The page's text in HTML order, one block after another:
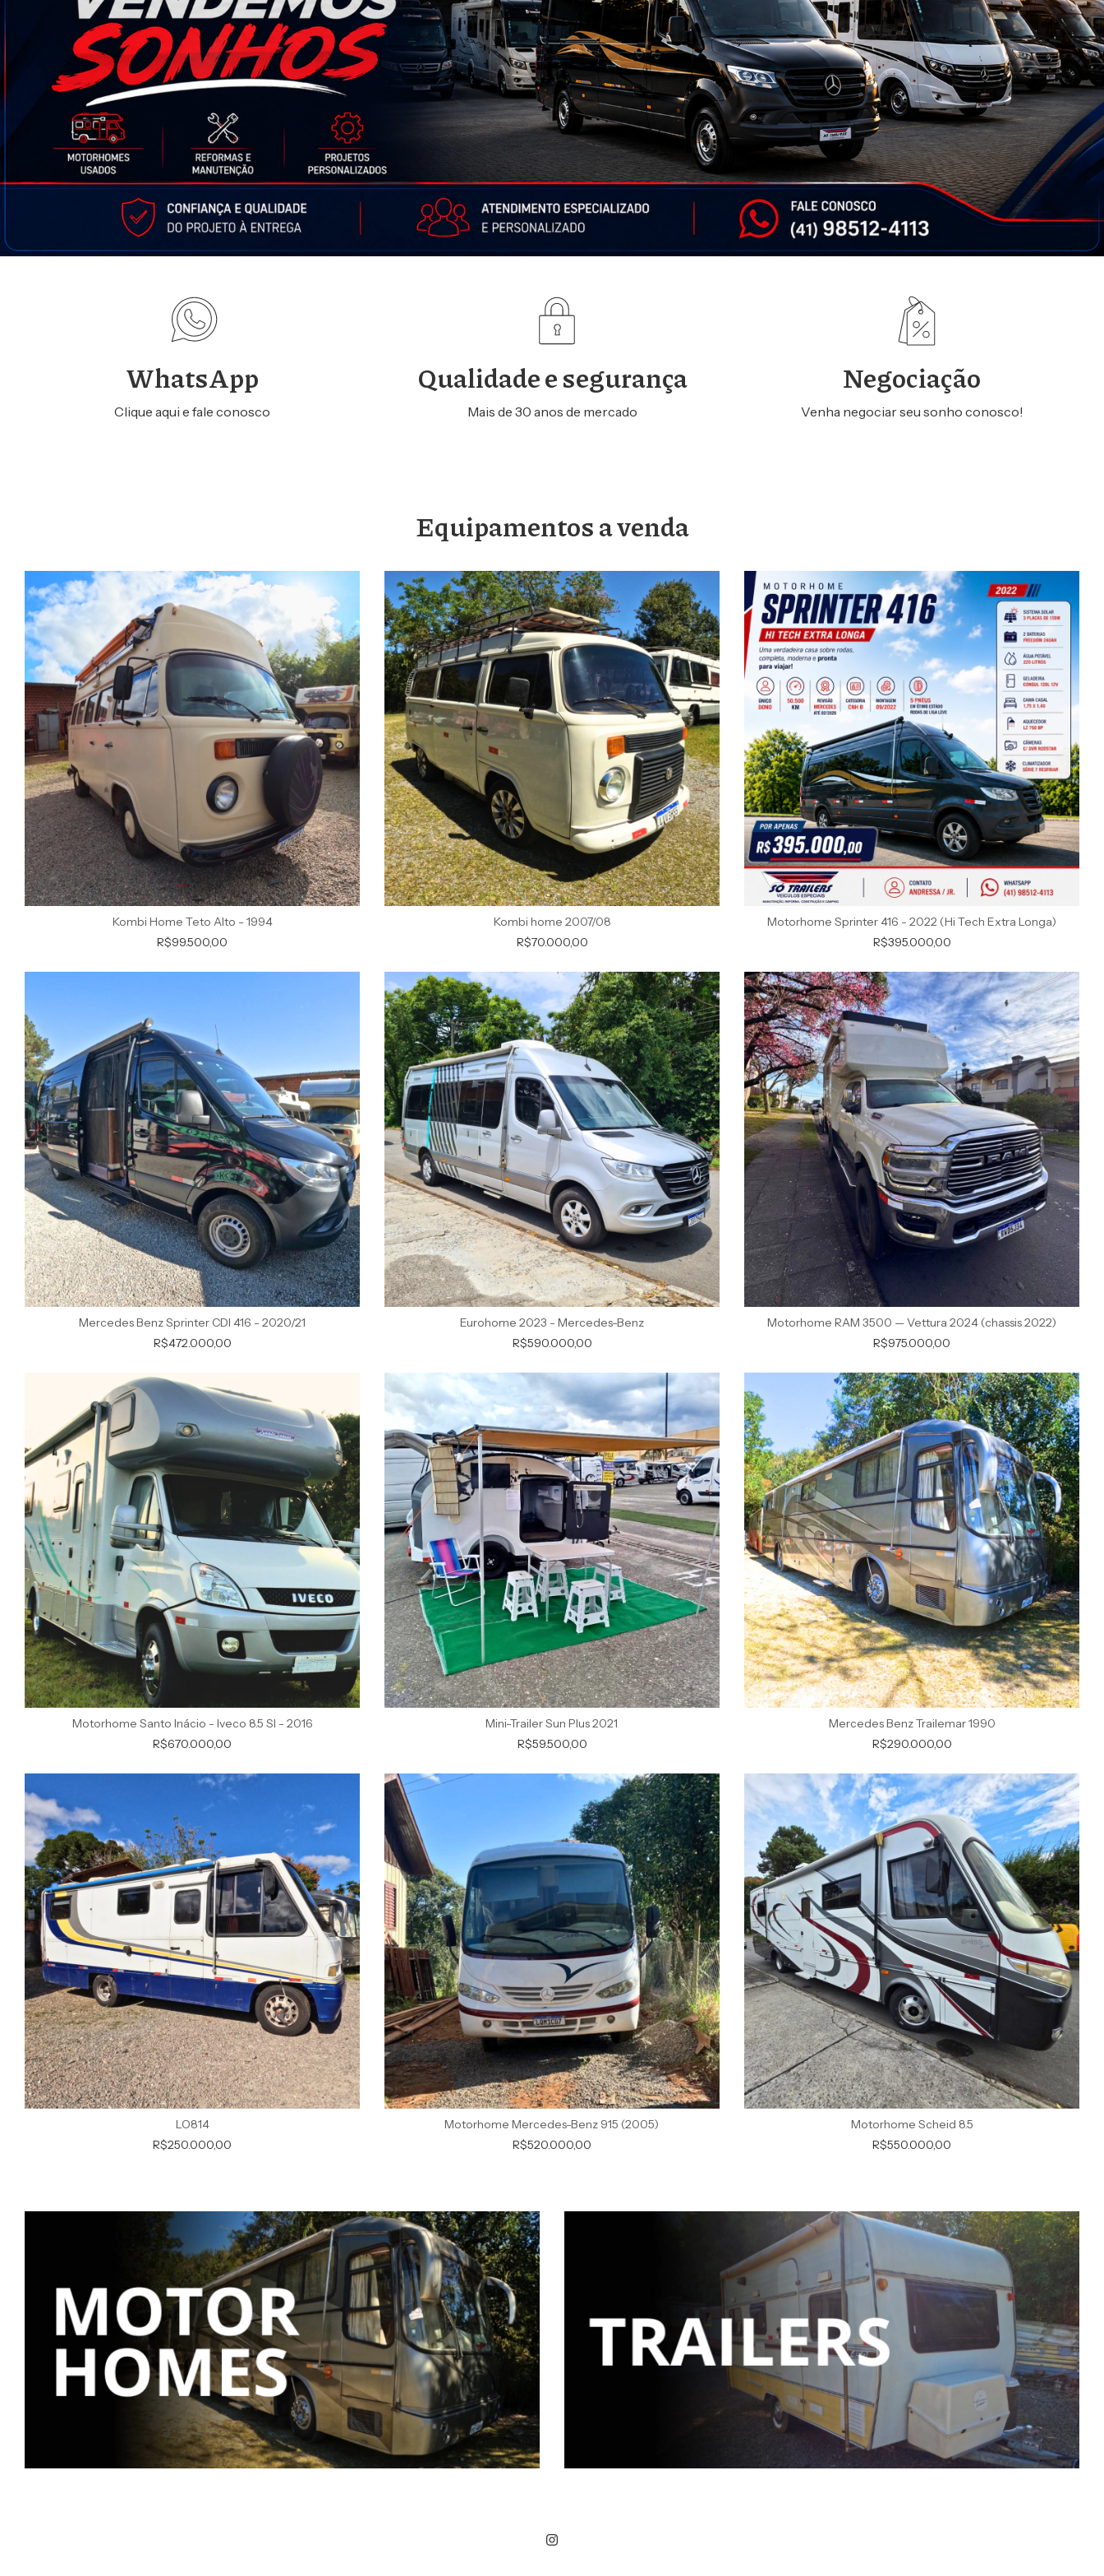
WhatsApp
Clique aqui e fale conosco
Qualidade e segurança
Mais de 30 anos de mercado
Negociação
Venha negociar seu sonho conosco!
Equipamentos a venda
Kombi Home Teto Alto - 1994
R$99.500,00
Kombi home 2007/08
R$70.000,00
Motorhome Sprinter 416 - 2022 (Hi Tech Extra Longa)
R$395.000,00
Mercedes Benz Sprinter CDI 416 - 2020/21
R$472.000,00
Eurohome 2023 - Mercedes-Benz
R$590.000,00
Motorhome RAM 3500 — Vettura 2024 (chassis 2022)
R$975.000,00
Motorhome Santo Inácio - Iveco 8.5 SI - 2016
R$670.000,00
Mini-Trailer Sun Plus 2021
R$59.500,00
Mercedes Benz Trailemar 1990
R$290.000,00
LO814
R$250.000,00
Motorhome Mercedes-Benz 915 (2005)
R$520.000,00
Motorhome Scheid 8.5
R$550.000,00